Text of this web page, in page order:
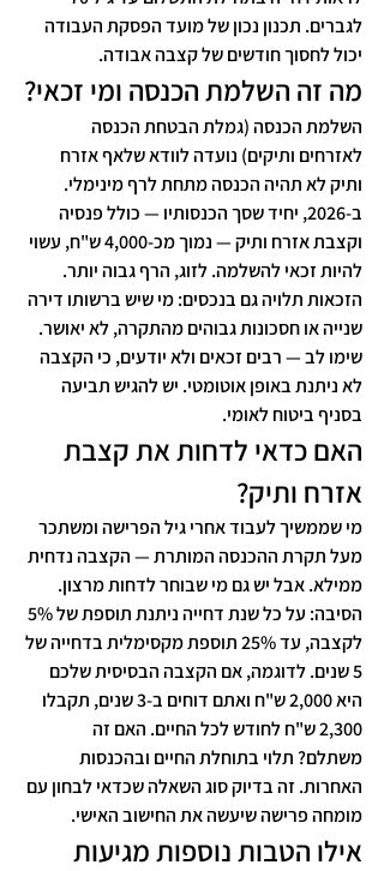
לגברים. תכנון נכון של מועד הפסקת העבודה
יכול לחסוך חודשים של קצבה אבודה.
מה זה השלמת הכנסה ומי זכאי?
השלמת הכנסה (גמלת הבטחת הכנסה
לאזרחים ותיקים) נועדה לוודא שלאף אזרח
ותיק לא תהיה הכנסה מתחת לרף מינימלי.
ב-2026, יחיד שסך הכנסותיו — כולל פנסיה
וקצבת אזרח ותיק — נמוך מכ-4,000 ש"ח, עשוי
להיות זכאי להשלמה. לזוג, הרף גבוה יותר.
הזכאות תלויה גם בנכסים: מי שיש ברשותו דירה
שנייה או חסכונות גבוהים מהתקרה, לא יאושר.
שימו לב — רבים זכאים ולא יודעים, כי הקצבה
לא ניתנת באופן אוטומטי. יש להגיש תביעה
בסניף ביטוח לאומי.
האם כדאי לדחות את קצבת
אזרח ותיק?
מי שממשיך לעבוד אחרי גיל הפרישה ומשתכר
מעל תקרת ההכנסה המותרת — הקצבה נדחית
ממילא. אבל יש גם מי שבוחר לדחות מרצון.
לקצבה, עד 25% תוספת מקסימלית בדחייה של
5 שנים. לדוגמה, אם הקצבה הבסיסית שלכם
היא 2,000 ש"ח ואתם דוחים ב-3 שנים, תקבלו
2,300 ש"ח לחודש לכל החיים. האם זה
משתלם? תלוי בתוחלת החיים ובהכנסות
האחרות. זה בדיוק סוג השאלה שכדאי לבחון עם
מומחה פרישה שיעשה את החישוב האישי.
אילו הטבות נוספות מגיעות